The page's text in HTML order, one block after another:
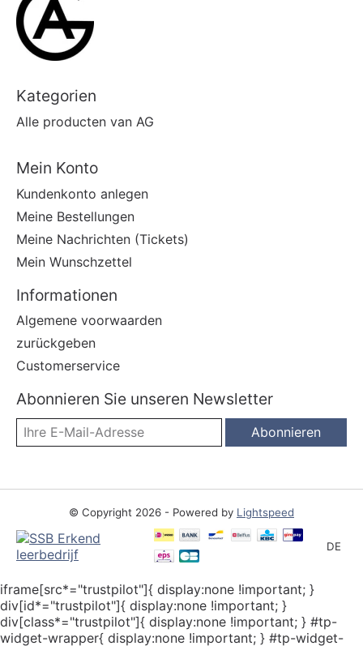
Kategorien
Alle producten van AG
Mein Konto
Kundenkonto anlegen
Meine Bestellungen
Meine Nachrichten (Tickets)
Mein Wunschzettel
Informationen
Algemene voorwaarden
zurückgeben
Customerservice
Abonnieren Sie unseren Newsletter
Abonnieren
© Copyright 2026 - Powered by Lightspeed
DE
iframe[src*="trustpilot"]{ display:none !important; }
div[id*="trustpilot"]{ display:none !important; }
div[class*="trustpilot"]{ display:none !important; } #tp-
widget-wrapper{ display:none !important; } #tp-widget-